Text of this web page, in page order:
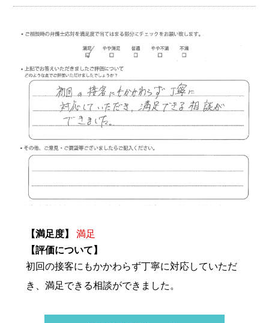
【満足度】
満足
【評価について】
初回の接客にもかかわらず丁寧に対応していただ
き、満足できる相談ができました。